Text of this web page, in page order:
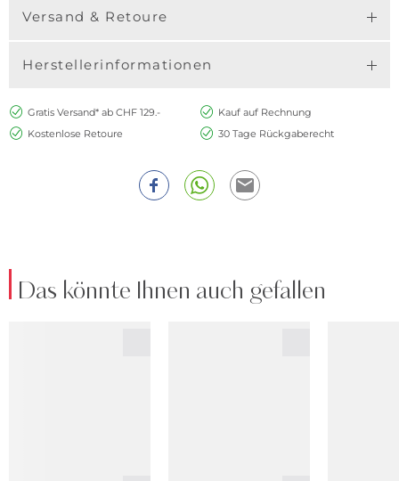
Versand & Retoure
Herstellerinformationen
Gratis Versand* ab CHF 129.-
Kauf auf Rechnung
Kostenlose Retoure
30 Tage Rückgaberecht
Das könnte Ihnen auch gefallen